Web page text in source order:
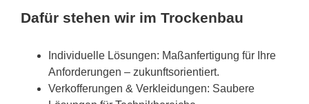
Dafür stehen wir im Trockenbau
Individuelle Lösungen: Maßanfertigung für Ihre
Anforderungen – zukunftsorientiert.
Verkofferungen & Verkleidungen: Saubere